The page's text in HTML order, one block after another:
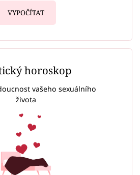
VYPOČÍTAT
horoskop
vašeho sexuálního
života